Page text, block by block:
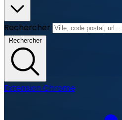
Rechercher
Rechercher
Extension Chrome